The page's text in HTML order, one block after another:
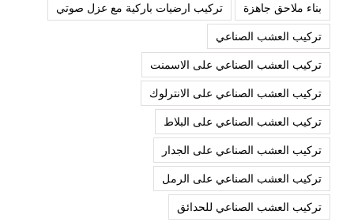
بناء ملاحق جاهزة
تركيب ارضيات باركية مع عزل صوتي
تركيب العشب الصناعي
تركيب العشب الصناعي على الاسمنت
تركيب العشب الصناعي على الانترلوك
تركيب العشب الصناعي على البلاط
تركيب العشب الصناعي على الجدار
تركيب العشب الصناعي على الرمل
تركيب العشب الصناعي للحدائق